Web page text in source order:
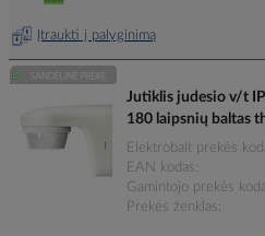
Įtraukti į palyginimą
Jutiklis judesio v/t
180 laipsnių baltas
Elektrobalt prekės
EAN kodas
Gamintojo prekės
Prekės ženklas